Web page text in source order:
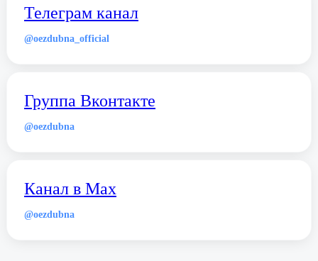
Телеграм канал
@oezdubna_official
Группа Вконтакте
@oezdubna
Канал в Max
@oezdubna